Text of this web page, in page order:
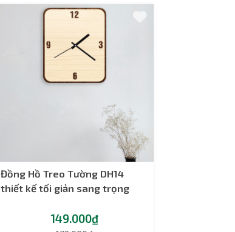
Đồng Hồ Treo Tường DH14
thiết kế tối giản sang trọng
149.000₫